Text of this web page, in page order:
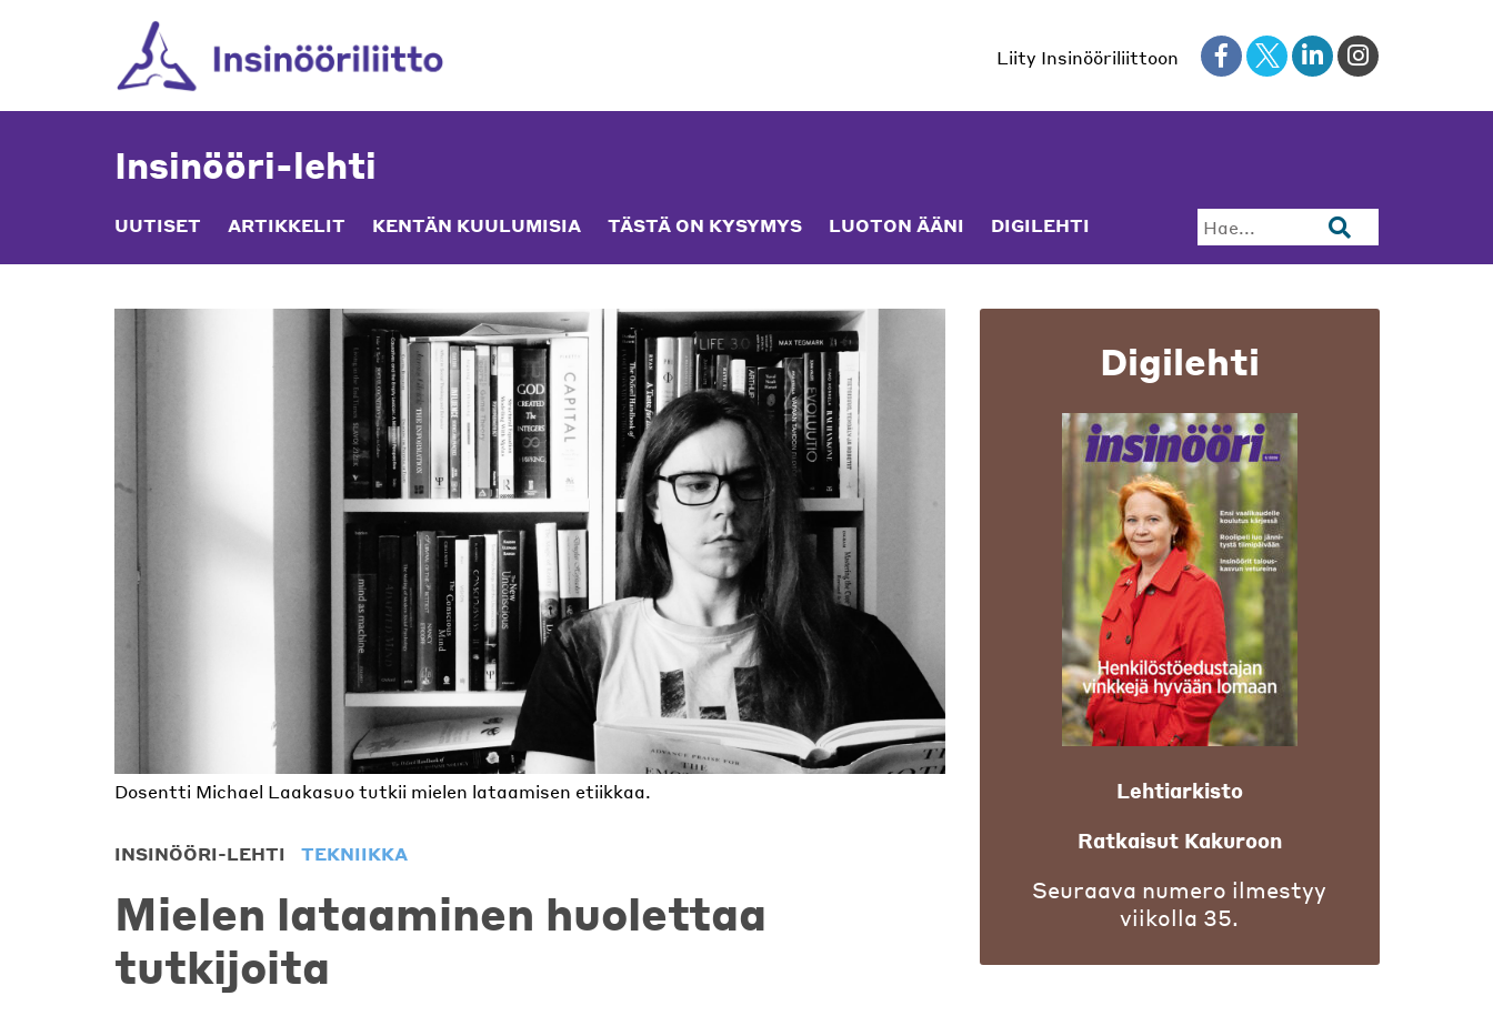
Liity Insinööriliittoon
Insinööri-lehti
UUTISET ARTIKKELIT KENTÄN KUULUMISIA TÄSTÄ ON KYSYMYS LUOTON ÄÄNI DIGILEHTI Hae...
Dosentti Michael Laakasuo tutkii mielen lataamisen etiikkaa.
INSINÖÖRI-LEHTI TEKNIIKKA
Mielen lataaminen huolettaa
tutkijoita
Digilehti
Lehtiarkisto
Ratkaisut Kakuroon
Seuraava numero ilmestyy
viikolla 35.